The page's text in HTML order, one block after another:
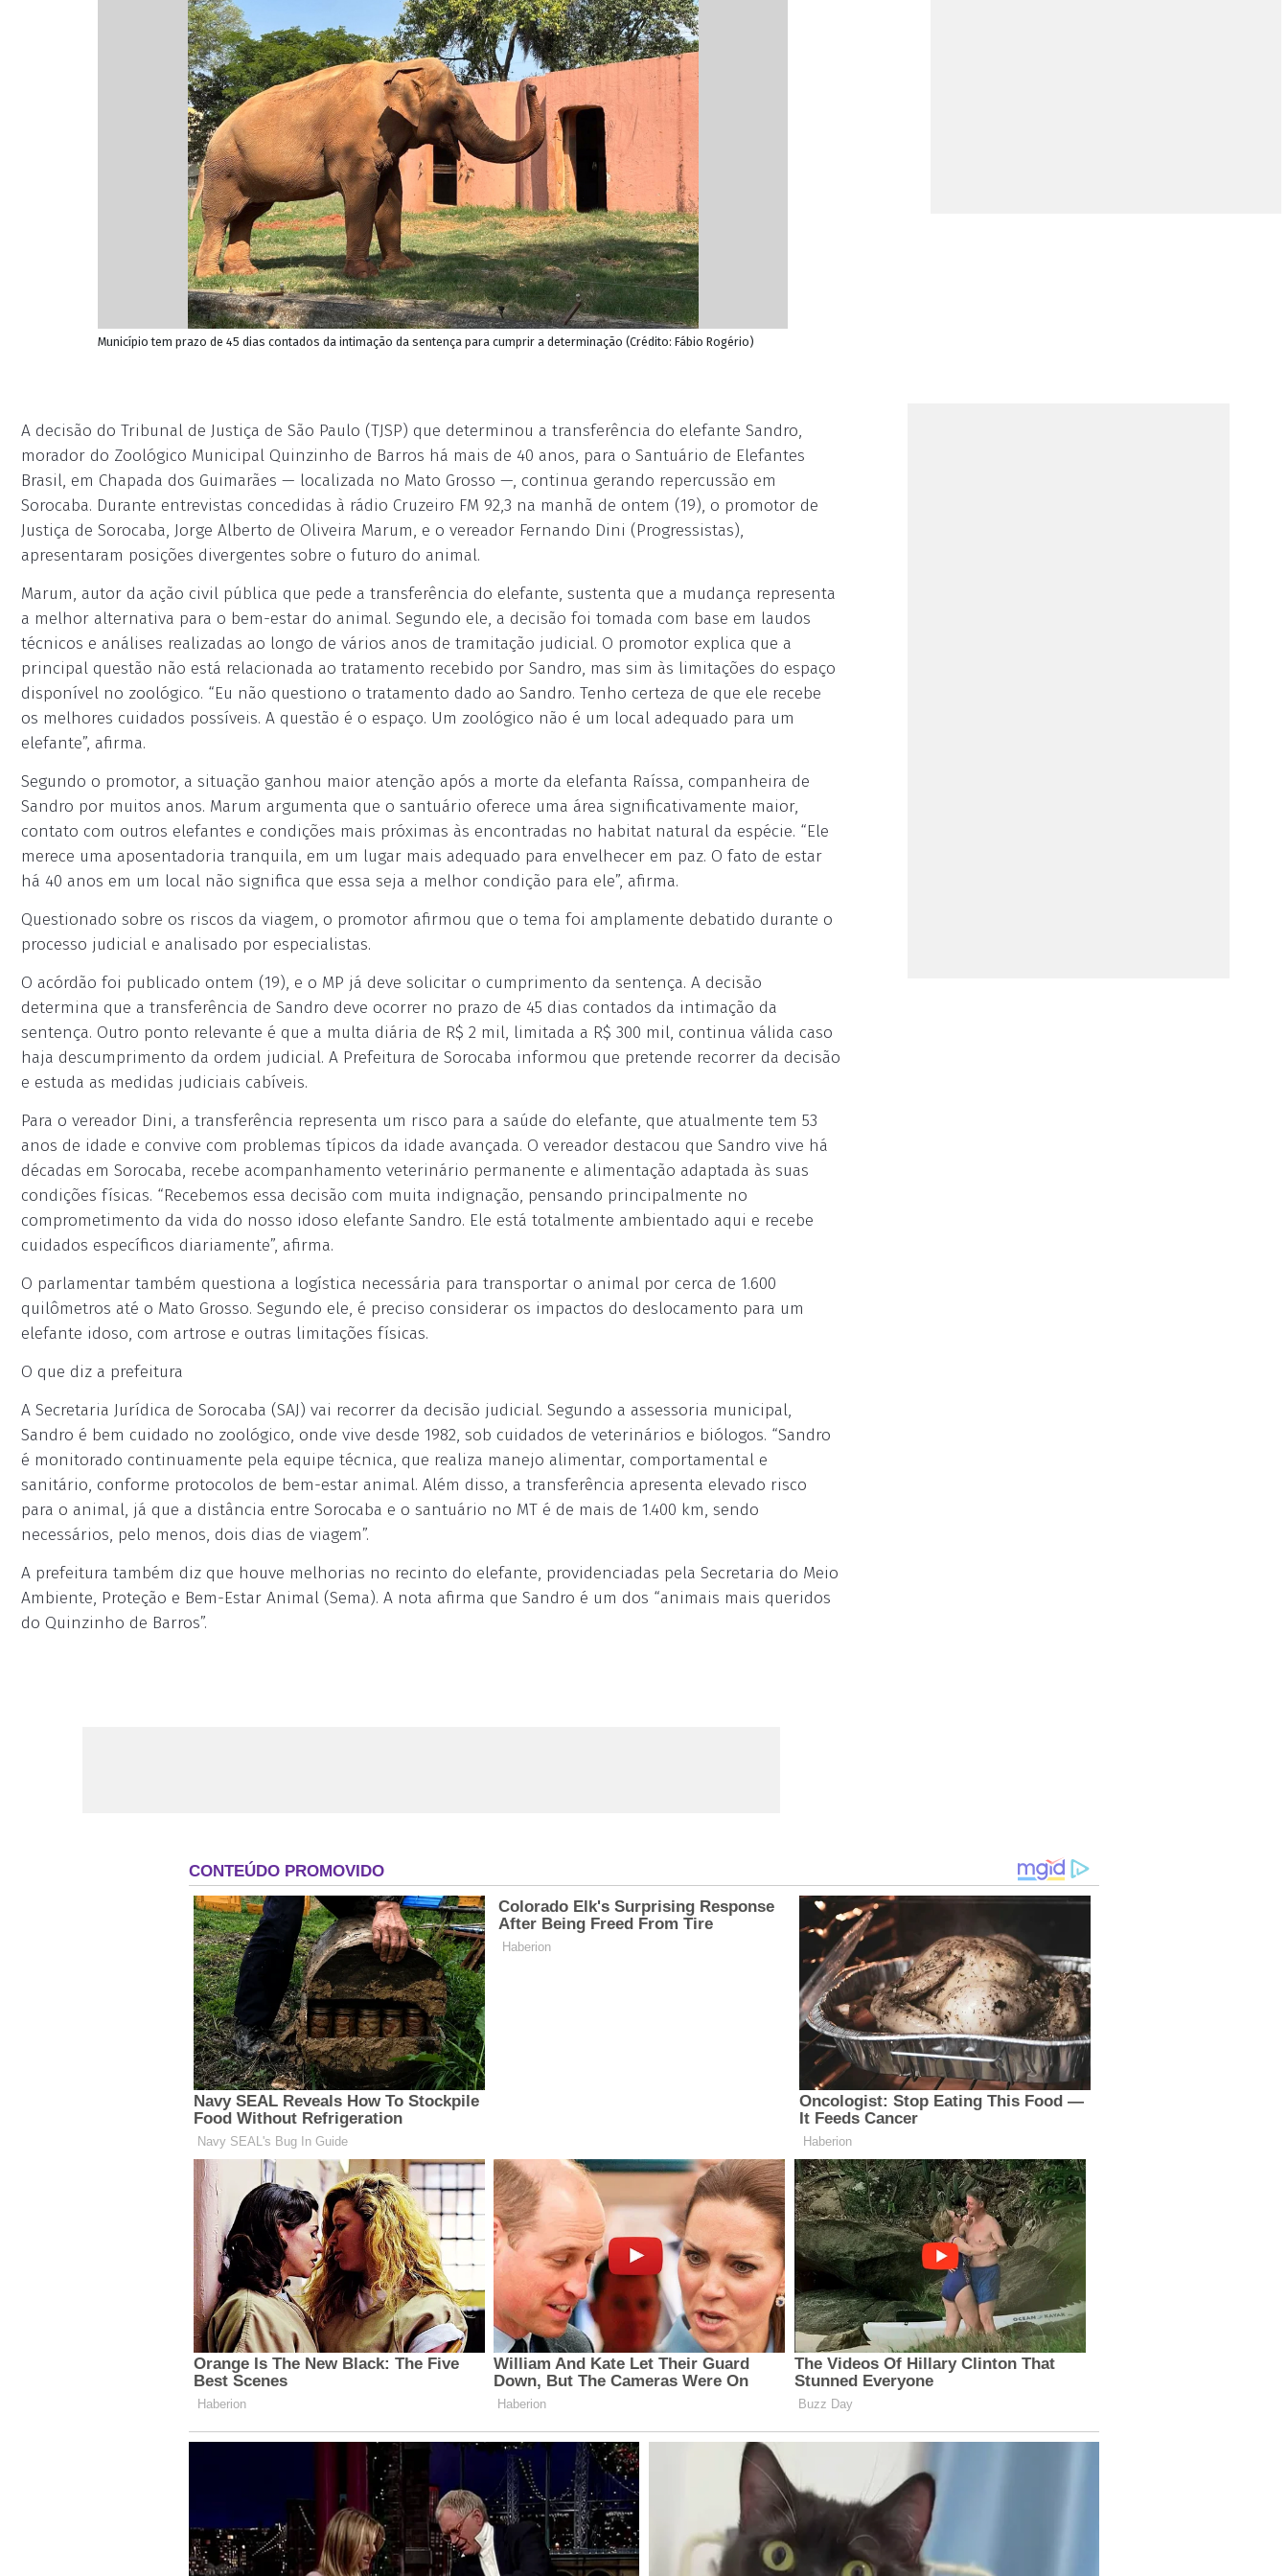
Município tem prazo de 45 dias contados da intimação da sentença para cumprir a determinação (Crédito: Fábio Rogério)
A decisão do Tribunal de Justiça de São Paulo (TJSP) que determinou a transferência do elefante Sandro,
morador do Zoológico Municipal Quinzinho de Barros há mais de 40 anos, para o Santuário de Elefantes
Brasil, em Chapada dos Guimarães — localizada no Mato Grosso —, continua gerando repercussão em
Sorocaba. Durante entrevistas concedidas à rádio Cruzeiro FM 92,3 na manhã de ontem (19), o promotor de
Justiça de Sorocaba, Jorge Alberto de Oliveira Marum, e o vereador Fernando Dini (Progressistas),
apresentaram posições divergentes sobre o futuro do animal.
Marum, autor da ação civil pública que pede a transferência do elefante, sustenta que a mudança representa
a melhor alternativa para o bem-estar do animal. Segundo ele, a decisão foi tomada com base em laudos
técnicos e análises realizadas ao longo de vários anos de tramitação judicial. O promotor explica que a
principal questão não está relacionada ao tratamento recebido por Sandro, mas sim às limitações do espaço
disponível no zoológico. “Eu não questiono o tratamento dado ao Sandro. Tenho certeza de que ele recebe
os melhores cuidados possíveis. A questão é o espaço. Um zoológico não é um local adequado para um
elefante”, afirma.
Segundo o promotor, a situação ganhou maior atenção após a morte da elefanta Raíssa, companheira de
Sandro por muitos anos. Marum argumenta que o santuário oferece uma área significativamente maior,
contato com outros elefantes e condições mais próximas às encontradas no habitat natural da espécie. “Ele
merece uma aposentadoria tranquila, em um lugar mais adequado para envelhecer em paz. O fato de estar
há 40 anos em um local não significa que essa seja a melhor condição para ele”, afirma.
Questionado sobre os riscos da viagem, o promotor afirmou que o tema foi amplamente debatido durante o
processo judicial e analisado por especialistas.
O acórdão foi publicado ontem (19), e o MP já deve solicitar o cumprimento da sentença. A decisão
determina que a transferência de Sandro deve ocorrer no prazo de 45 dias contados da intimação da
sentença. Outro ponto relevante é que a multa diária de R$ 2 mil, limitada a R$ 300 mil, continua válida caso
haja descumprimento da ordem judicial. A Prefeitura de Sorocaba informou que pretende recorrer da decisão
e estuda as medidas judiciais cabíveis.
Para o vereador Dini, a transferência representa um risco para a saúde do elefante, que atualmente tem 53
anos de idade e convive com problemas típicos da idade avançada. O vereador destacou que Sandro vive há
décadas em Sorocaba, recebe acompanhamento veterinário permanente e alimentação adaptada às suas
condições físicas. “Recebemos essa decisão com muita indignação, pensando principalmente no
comprometimento da vida do nosso idoso elefante Sandro. Ele está totalmente ambientado aqui e recebe
cuidados específicos diariamente”, afirma.
O parlamentar também questiona a logística necessária para transportar o animal por cerca de 1.600
quilômetros até o Mato Grosso. Segundo ele, é preciso considerar os impactos do deslocamento para um
elefante idoso, com artrose e outras limitações físicas.
O que diz a prefeitura
A Secretaria Jurídica de Sorocaba (SAJ) vai recorrer da decisão judicial. Segundo a assessoria municipal,
Sandro é bem cuidado no zoológico, onde vive desde 1982, sob cuidados de veterinários e biólogos. “Sandro
é monitorado continuamente pela equipe técnica, que realiza manejo alimentar, comportamental e
sanitário, conforme protocolos de bem-estar animal. Além disso, a transferência apresenta elevado risco
para o animal, já que a distância entre Sorocaba e o santuário no MT é de mais de 1.400 km, sendo
necessários, pelo menos, dois dias de viagem”.
A prefeitura também diz que houve melhorias no recinto do elefante, providenciadas pela Secretaria do Meio
Ambiente, Proteção e Bem-Estar Animal (Sema). A nota afirma que Sandro é um dos “animais mais queridos
do Quinzinho de Barros”.